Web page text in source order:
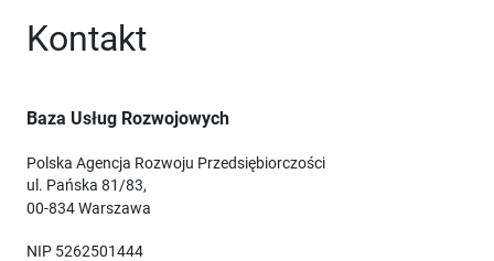
Kontakt
Baza Usług Rozwojowych
Polska Agencja Rozwoju Przedsiębiorczości
ul. Pańska 81/83,
00-834 Warszawa
NIP 5262501444